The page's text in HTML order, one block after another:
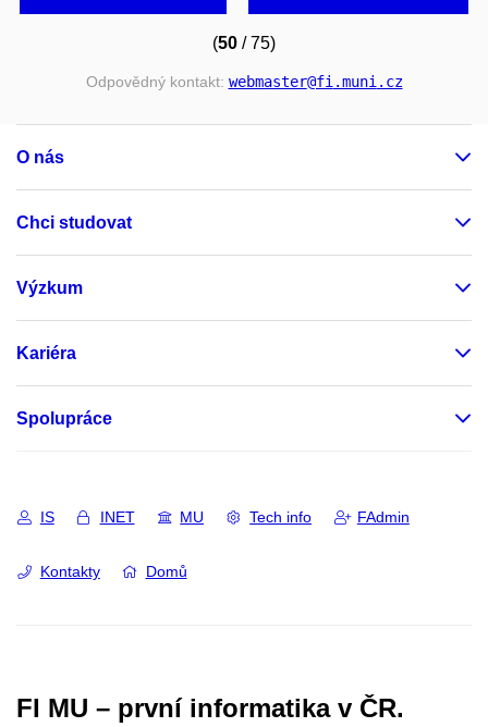
(50 / 75)
Odpovědný kontakt: webmaster@fi .muni .cz
O nás
Chci studovat
Výzkum
Kariéra
Spolupráce
IS INET MU Tech info FAdmin
Kontakty Domů
FI MU – první informatika v ČR.